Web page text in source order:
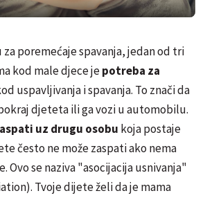
za poremećaje spavanja, jedan od tri
kod male djece jepotreba za
uspavljivanja i spavanja. To znači da
djeteta ili ga vozi u automobilu.
uz drugu osobu koja postaje
često ne može zaspati ako nema
Ovo se naziva "asocijacija usnivanja"
Tvoje dijete želi da je mama